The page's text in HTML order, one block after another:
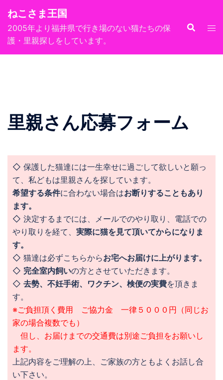
ねこさま王国
2005年より福井県で行き場のない猫たちの保
護・里親探しをしています。
里親さん応募フォーム
◇ 保護した猫達には一生幸せに過ごして欲しいと願っ
て、私どもは里親さんを探しています。
希望する条件に合わない場合はお断りすることもあり
ます。
◇ 決定するまでには、メールでのやり取り、電話での
やり取りを経て、 実際に猫を見て頂いてからになりま
す。
◇ 猫達は必ずこちらからお宅へお届けに上がります。
◇ 完全室内飼いの方とさせていただきます。
◇ 去勢、不妊手術、ワクチン、検便の実費を頂きま
す。
※ご負担頂く費用 ご協力金 一律５０００円（同じお
家の場合複数でも）
但し、お届けまでの交通費は別途ご負担をお願いし
ます。
上記内容をご理解の上、ご家族の方ともよくお話し合
い下さい。